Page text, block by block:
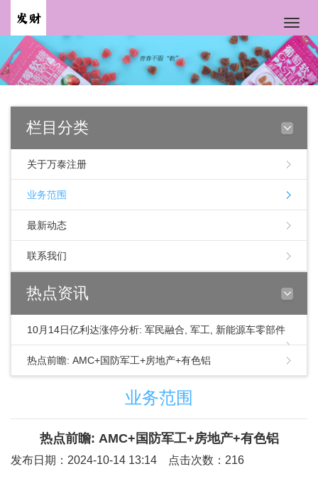
Toggle
栏目分类
关于万泰注册
业务范围
最新动态
联系我们
热点资讯
10月14日亿利达涨停分析: 军民融合, 军工, 新能源车零部件
概念热股
热点前瞻: AMC+国防军工+房地产+有色铝
业务范围
热点前瞻: AMC+国防军工+房地产+有色铝
发布日期：2024-10-14 13:14 点击次数：216